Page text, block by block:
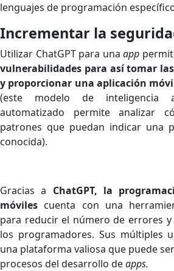
lenguajes de programación
Incrementar la
Utilizar ChatGPT para unaapp
vulnerabilidades para así tomar
y proporcionar una aplicación
(este modelo de inteligencia
automatizado permite analizar
patrones que puedan indicar una
conocida).
Gracias a ChatGPT, la
móviles cuenta con una
para reducir el número de errores
los programadores. Sus múltiples
una plataforma valiosa que puede
procesos del desarrollo deapps.